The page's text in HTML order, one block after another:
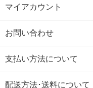
マイアカウント
お問い合わせ
支払い方法について
配送方法･送料について